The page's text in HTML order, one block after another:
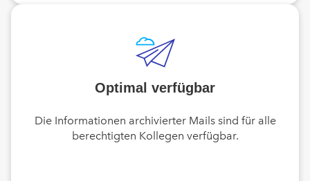
Optimal verfügbar
Die Informationen archivierter Mails sind für alle
berechtigten Kollegen verfügbar.